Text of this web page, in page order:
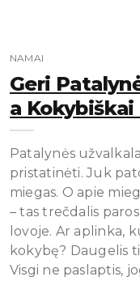
NAMAI
Geri
A
Patalynės
pristatinėti. Juk
miegas. O apie
– tas trečdalis
lovoje. Ar aplinka,
kokybę? Daugelis
Visgi ne paslaptis,